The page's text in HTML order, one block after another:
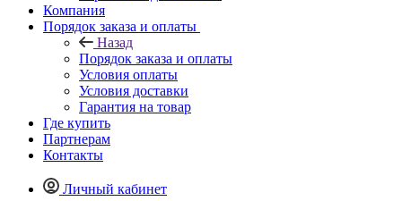
Компания
Порядок заказа и оплаты
Назад
Порядок заказа и оплаты
Условия оплаты
Условия доставки
Гарантия на товар
Где купить
Партнерам
Контакты
Личный кабинет